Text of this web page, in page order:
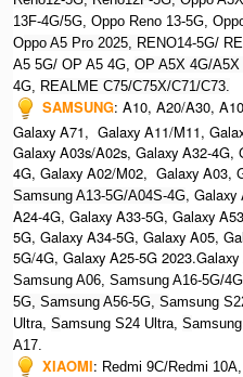
13F-4G/5G, Oppo Reno 13-5G,
Oppo A5 Pro 2025, RENO14-5G/
A5 5G/ OP A5 4G, OP A5X 4G/A5X
4G,
REALME C75/C75X/C71/C73.
SAMSUNG: A10, A20/A30,
Galaxy A71, Galaxy A11/M11,
Galaxy A03s/A02s, Galaxy A32-
4G, Galaxy A02/M02, Galaxy A03,
Samsung A13-5G/A04S-4G, Galaxy
A24-4G, Galaxy A33-5G, Galaxy
5G, Galaxy A34-5G, Galaxy A05,
5G/4G, Galaxy A25-5G
Samsung A06, Samsung A16-5G/
5G, Samsung A56-5G, Samsung
Ultra, Samsung S24 Ultra, S
A17.
XIAOMI: Redmi 9C/Redmi